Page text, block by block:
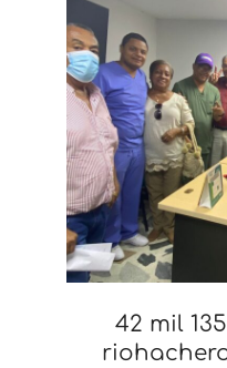
42 mil